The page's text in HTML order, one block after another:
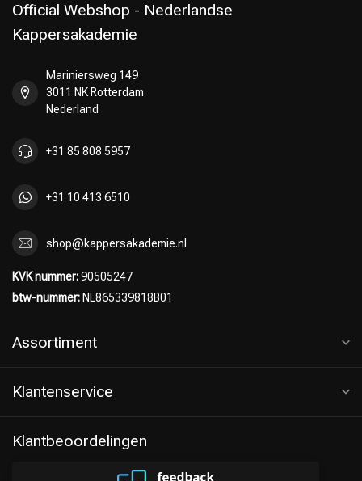
Official Webshop - Nederlandse
Kappersakademie
Mariniersweg 149
3011 NK Rotterdam
Nederland
+31 85 808 5957
+31 10 413 6510
shop@kappersakademie.nl
KVK nummer:90505247
btw-nummer: NL865339818B01
Assortiment
Klantenservice
Klantbeoordelingen